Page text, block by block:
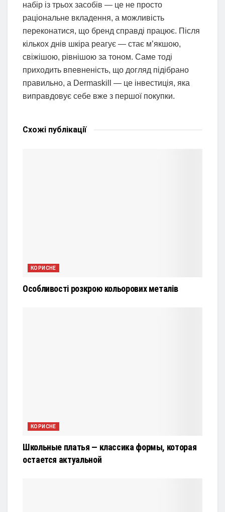
набір із трьох засобів — це не просто
раціональне вкладення, а можливість
переконатися, що бренд справді працює. Після
кількох днів шкіра реагує — стає м’якшою,
свіжішою, рівнішою за тоном. Саме тоді
приходить впевненість, що догляд підібрано
правильно, а Dermaskill — це інвестиція, яка
виправдовує себе вже з першої покупки.
Схожі публікації
КОРИСНЕ
Особливості розкрою кольорових металів
КОРИСНЕ
Школьные платья — классика формы, которая
остается актуальной